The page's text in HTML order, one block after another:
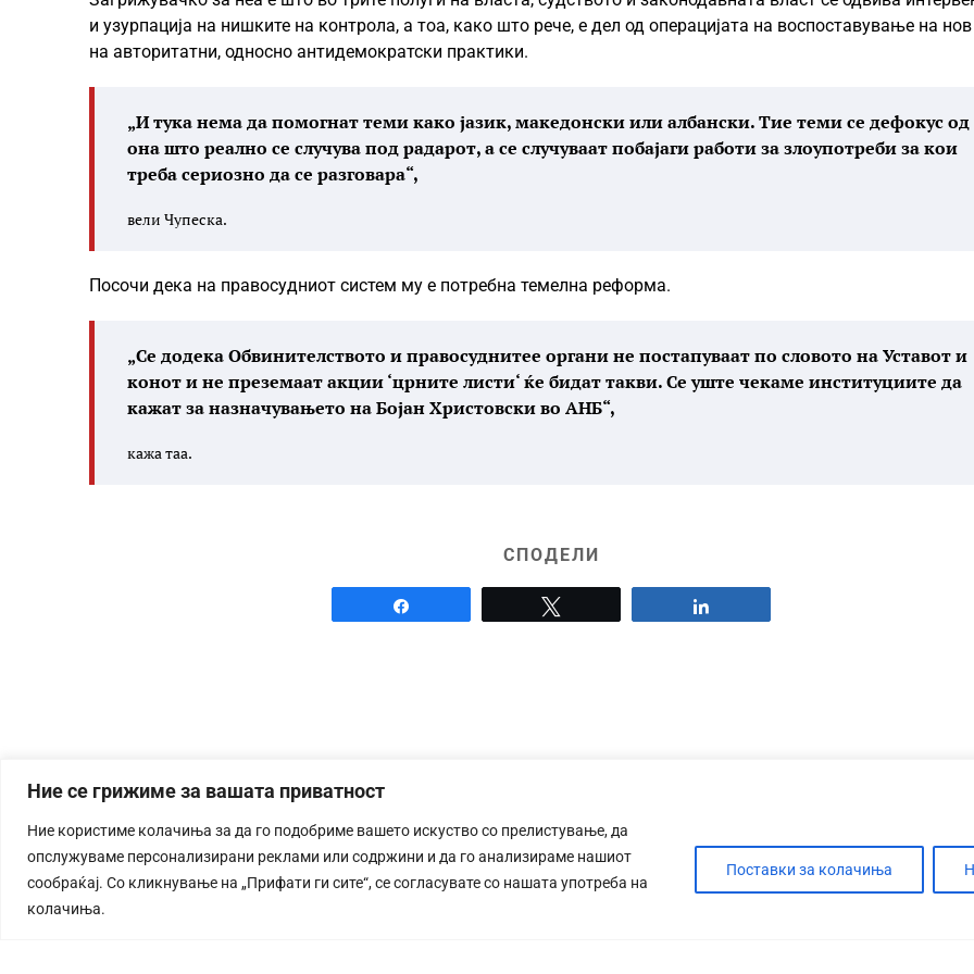
Ние се грижиме за вашата приватност
Ние користиме колачиња за да го подобриме вашето искуство со прелистување, да
опслужуваме персонализирани реклами или содржини и да го анализираме нашиот
сообраќај. Со кликнување на „Прифати ги сите“, се согласувате со нашата употреба на
колачиња.
Поставки за колачиња
и узурпација на нишките на контрола, а тоа, како што рече, е дел од операцијата на воспоставување на
на авторитатни, односно антидемократски практики.
„И тука нема да помогнат теми како јазик, македонски или албански. Тие теми се дефокус од
она што реално се случува под радарот, а се случуваат побајаги работи за злоупотреби за кои
треба сериозно да се разговара“,
вели Чупеска.
Посочи дека на правосудниот систем му е потребна темелна реформа.
„Се додека Обвинителството и правосуднитее органи не постапуваат по словото на Уставот и
конот и не преземаат акции ‘црните листи‘ ќе бидат такви. Се уште чекаме институциите да
кажат за назначувањето на Бојан Христовски во АНБ“,
кажа таа.
СПОДЕЛИ